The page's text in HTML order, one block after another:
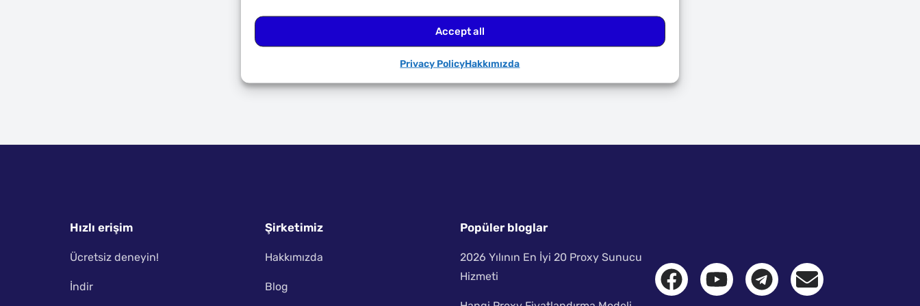
Accept all
Privacy PolicyHakkımızda
Hızlı erişim
Ücretsiz deneyin!
İndir
Şirketimiz
Hakkımızda
Blog
Popüler bloglar
2026 Yılının En İyi 20 Proxy Sunucu
Hizmeti